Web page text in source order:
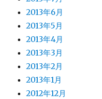
2013年6月
2013年5月
2013年4月
2013年3月
2013年2月
2013年1月
2012年12月